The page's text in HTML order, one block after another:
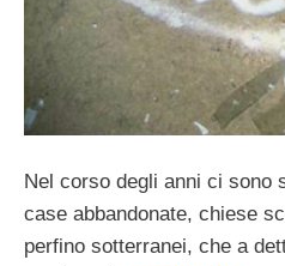
Nel corso degli anni ci sono
case abbandonate, chiese
perfino sotterranei, che a